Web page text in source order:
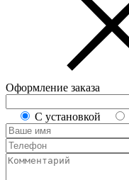
Оформление заказа
С установкой